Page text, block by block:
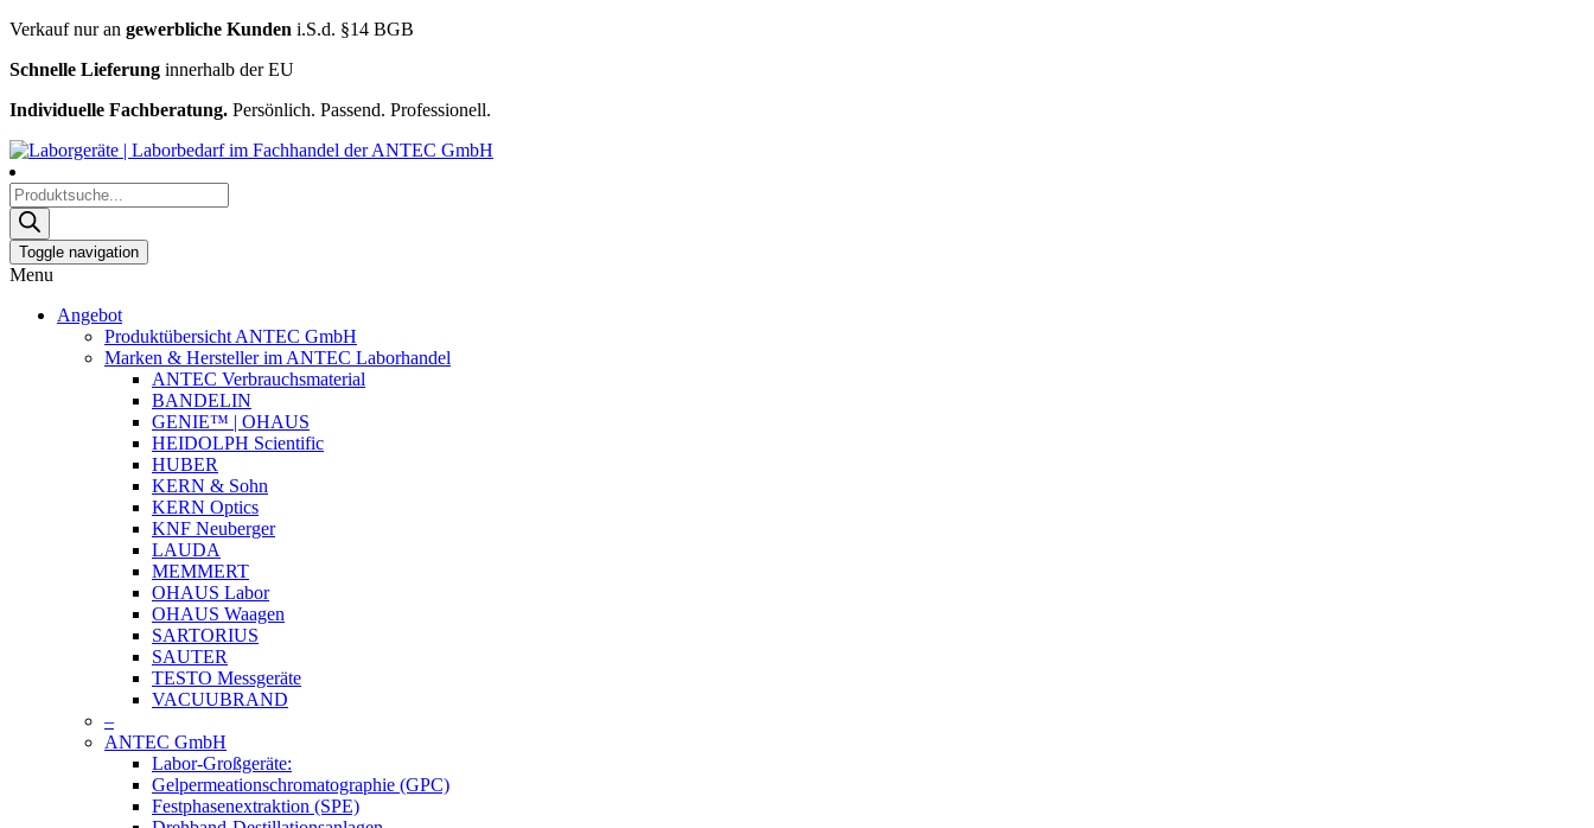
Verkauf nur an gewerbliche Kunden i.S.d. §14 BGB
Schnelle Lieferung innerhalb der EU
Individuelle Fachberatung. Persönlich. Passend. Professionell.
Products
search
Toggle navigation
Menu
Angebot
Produktübersicht ANTEC GmbH
Marken & Hersteller im ANTEC Laborhandel
ANTEC Verbrauchsmaterial
BANDELIN
GENIE™ | OHAUS
HEIDOLPH Scientific
HUBER
KERN & Sohn
KERN Optics
KNF Neuberger
LAUDA
MEMMERT
OHAUS Labor
OHAUS Waagen
SARTORIUS
SAUTER
TESTO Messgeräte
VACUUBRAND
–
ANTEC GmbH
Labor-Großgeräte:
Gelpermeationschromatographie (GPC)
Festphasenextraktion (SPE)